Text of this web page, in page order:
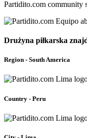
Partidito.com community
Drużyna piłkarska
Region - South America
Country - Peru